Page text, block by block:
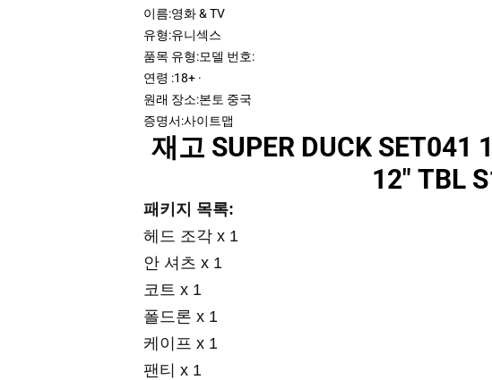
이름:영화 & TV
유형:유니섹스
품목 유형:모델 번호:
연령 :18+ ·
원래 장소:본토 중국
증명서:사이트맵
재고 SUPER DUCK
12" TBL
패키지 목록:
헤드 조각 x 1
안 셔츠 x 1
코트 x 1
폴드론 x 1
케이프 x 1
팬티 x 1